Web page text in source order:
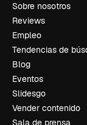
Sobre nosotros
Reviews
Empleo
Tendencias de
Blog
Eventos
Slidesgo
Vender contenido
Sala de prensa